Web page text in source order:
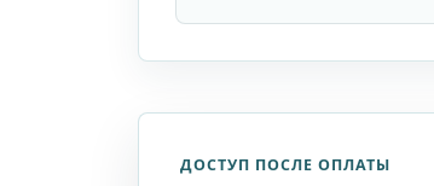
ДОСТУП ПОСЛЕ ОПЛАТЫ